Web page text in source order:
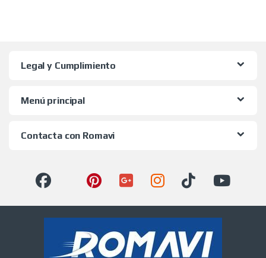
Legal y Cumplimiento
Menú principal
Contacta con Romavi